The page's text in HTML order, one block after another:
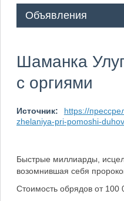
Объявления
Шаманка
с оргиями
Источник:
https://
zhelaniya-pri-pomoshi-
Быстрые миллиарды,
возомнившая себя
Стоимость обрядов от 100